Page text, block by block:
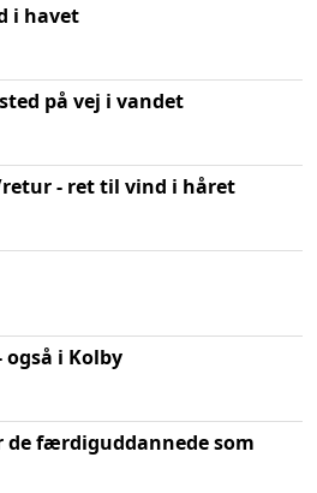
i havet
på vej i vandet
- ret til vind i håret
i Kolby
de færdiguddannede som